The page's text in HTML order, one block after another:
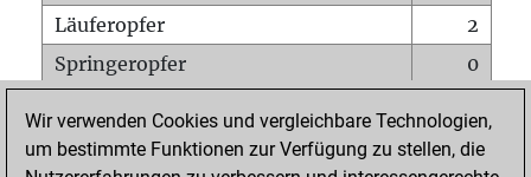
Läuferopfer
2
Springeropfer
0
Matt auf vollem Brett
0
Wir verwenden Cookies und vergleichbare Technologien,
um bestimmte Funktionen zur Verfügung zu stellen, die